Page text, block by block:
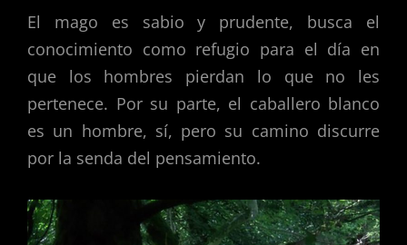
El mago es sabio y prudente, busca el
conocimiento como refugio para el día en
que los hombres pierdan lo que no les
pertenece. Por su parte, el caballero blanco
es un hombre, sí, pero su camino discurre
por la senda del pensamiento.